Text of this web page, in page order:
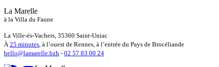
La Marelle
à la Villa du Faune
La Ville-és-Vachers, 35360 Saint-Uniac
À25 minutes, à l’ouest de Rennes, à l’entrée du Pays de Brocéliande
hello@lamarelle.bzh - 02 57 83 00 24